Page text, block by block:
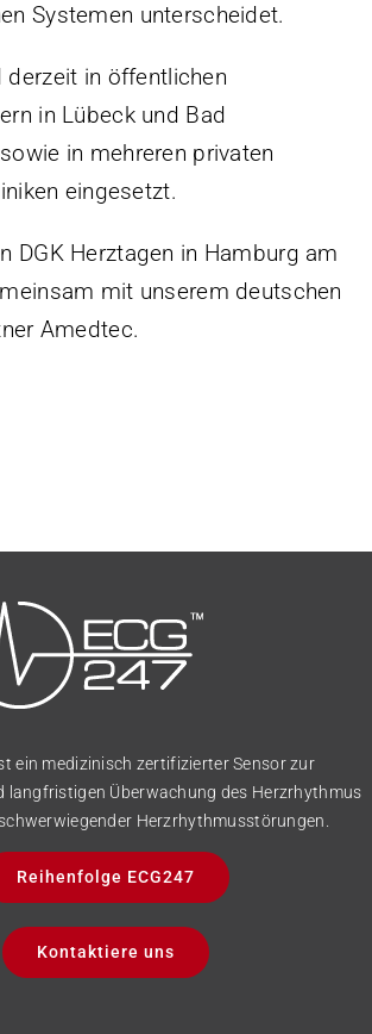
Systemen unterscheidet.
derzeit in öffentlichen
in Lübeck und Bad
in mehreren privaten
eingesetzt.
DGK Herztagen in Hamburg am
mit unserem deutschen
Amedtec.
ein medizinisch zertifizierter Sensor zur
langfristigen Überwachung des Herzrhythmus
Herzrhythmusstörungen.
Reihenfolge ECG247
Kontaktiere uns